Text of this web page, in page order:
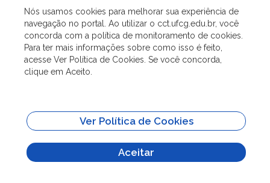
ASSUNTOS
ACESSO À INFORMAÇÃO
SITES IMPORTANTES
Nós usamos cookies para melhorar sua experiência de
navegação no portal. Ao utilizar o cct.ufcg.edu.br, você
concorda com a política de monitoramento de cookies.
Para ter mais informações sobre como isso é feito,
acesse Ver Política de Cookies. Se você concorda,
clique em Aceito.
Ver Política de Cookies
Aceitar